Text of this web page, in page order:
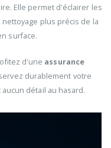
Elle permet d'éclairer les
plus précis de la
surface.
d'une assurance
durablement votre
détail au hasard.